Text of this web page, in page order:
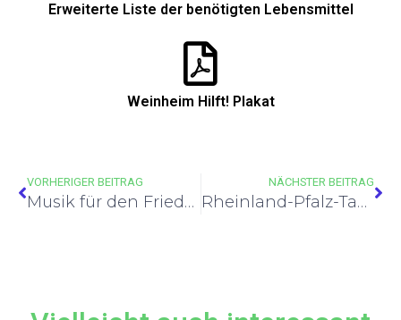
Erweiterte Liste der benötigten Lebensmittel
Weinheim Hilft! Plakat
VORHERIGER BEITRAG
Musik für den Frieden
NÄCHSTER BEITRAG
Rheinland-Pfalz-Tag 2022